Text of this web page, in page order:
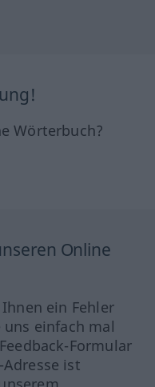
Wörterbuch?
Online
ein Fehler
einfach mal
Formular
ist